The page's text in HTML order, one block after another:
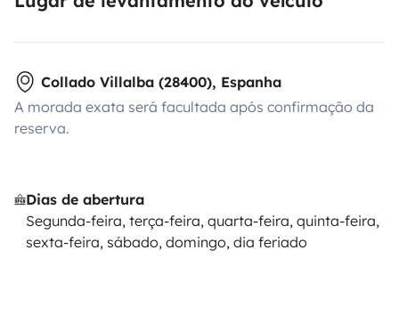
Collado Villalba (28400), Espanha
A morada exata será facultada após confirmação da
reserva.
Dias de abertura
Segunda-feira, terça-feira, quarta-feira, quinta-feira,
sexta-feira, sábado, domingo, dia feriado